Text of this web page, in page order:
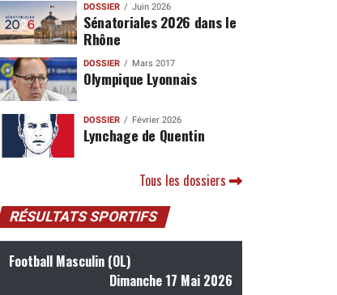
DOSSIER Juin 2026
Sénatoriales 2026 dans le
Rhône
DOSSIER Mars 2017
Olympique Lyonnais
DOSSIER Février 2026
Lynchage de Quentin
Tous les dossiers
RÉSULTATS SPORTIFS
Football Masculin (OL)
Dimanche 17 Mai 2026